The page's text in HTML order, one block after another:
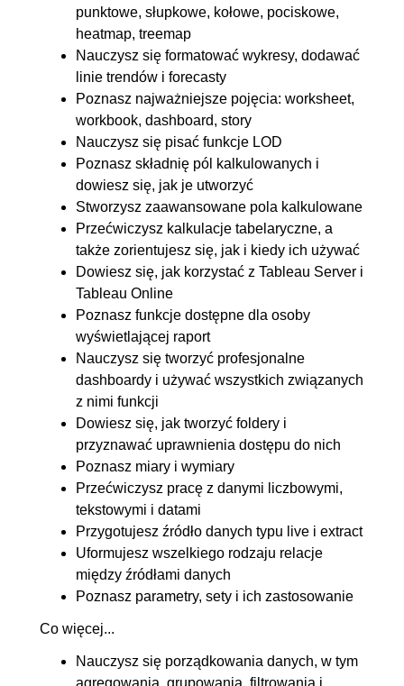
3.5. Funkcja CASE
00:06:53
3.6. Funkcje liczbowe
3.7. Operacje na tekstach
3.8. Funkcje Dat
OGLĄDAJ »
3.9. Inne przydatne funkcje
4. Wykresy
4.1. Liniowy
4.2. Punktowy (scatterplot)
00:05:34
4.3. Słupkowy cz.1
OGLĄDAJ »
4.4. Słupkowy cz.2
4.5. Wykres kołowy
4.6. Heatmapa
00:04:59
4.7. Treemapa
4.8. Wykres pociskowy
00:05:00
4.9. Linie trendów i forecasty
4.10. Style wykresów
00:06:06
5. Szybkie kalkulacje tabelaryczne 00:37:23
5.1. Dostępne kalkulacje
00:06:02
5.2. Kierunki i reguły
5.4. Średnie ruchome
5.5. Procenty
00:06:00
punktowe, słupkowe, kołowe, pociskowe,
heatmap, treemap
Nauczysz się formatować wykresy, dodawać
linie trendów i forecasty
Poznasz najważniejsze pojęcia: worksheet,
workbook, dashboard, story
Nauczysz się pisać funkcje LOD
Poznasz składnię pól kalkulowanych i
dowiesz się, jak je utworzyć
Stworzysz zaawansowane pola kalkulowane
Przećwiczysz kalkulacje tabelaryczne, a
także zorientujesz się, jak i kiedy ich używać
Dowiesz się, jak korzystać z Tableau Server i
Tableau Online
Poznasz funkcje dostępne dla osoby
wyświetlającej raport
Nauczysz się tworzyć profesjonalne
dashboardy i używać wszystkich związanych
z nimi funkcji
Dowiesz się, jak tworzyć foldery i
przyznawać uprawnienia dostępu do nich
Poznasz miary i wymiary
Przećwiczysz pracę z danymi liczbowymi,
tekstowymi i datami
Przygotujesz źródło danych typu live i extract
Uformujesz wszelkiego rodzaju relacje
między źródłami danych
Poznasz parametry, sety i ich zastosowanie
Co więcej...
Nauczysz się porządkowania danych, w tym
agregowania, grupowania, filtrowania i